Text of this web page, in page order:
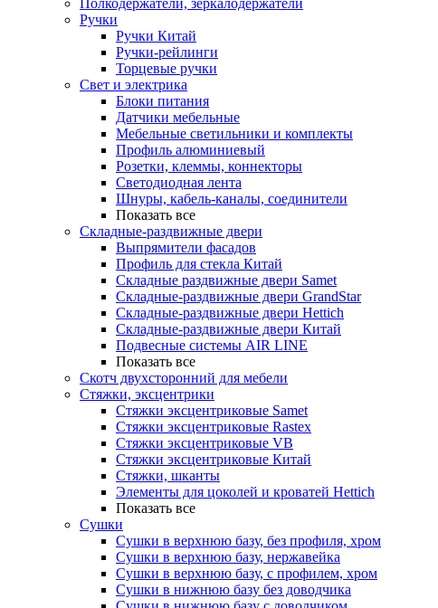
Полкодержатели, зеркалодержатели
Ручки
Ручки Китай
Ручки-рейлинги
Торцевые ручки
Свет и электрика
Блоки питания
Датчики мебельные
Мебельные светильники и комплекты
Профиль алюминиевый
Розетки, клеммы, коннекторы
Светодиодная лента
Шнуры, кабель-каналы, соединители
Показать все
Складные-раздвижные двери
Выпрямители фасадов
Профиль для стекла Китай
Складные раздвижные двери Samet
Складные-раздвижные двери GrandStar
Складные-раздвижные двери Hettich
Складные-раздвижные двери Китай
Подвесные системы AIR LINE
Показать все
Скотч двухсторонний для мебели
Стяжки, эксцентрики
Cтяжки эксцентриковые Samet
Стяжки эксцентриковые Rastex
Стяжки эксцентриковые VB
Стяжки эксцентриковые Китай
Стяжки, шканты
Элементы для цоколей и кроватей Hettich
Показать все
Сушки
Сушки в верхнюю базу, без профиля, хром
Сушки в верхнюю базу, нержавейка
Сушки в верхнюю базу, с профилем, хром
Сушки в нижнюю базу без доводчика